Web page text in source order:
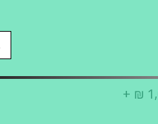
+ ₪